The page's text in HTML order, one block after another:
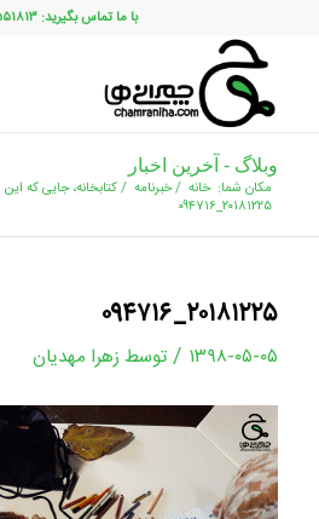
با ما تماس بگیرید: ۰۲۱۳۳۵۵۱۸۱۳
وبلاگ - آخرین اخبار
مکان شما: خانه /خبرنامه /کتابخانه، جایی که
۲۰۱۸۱۲۲۵_۰۹۴۷۱۶
۲۰۱۸۱۲۲۵_۰۹۴۷۱۶
۱۳۹۸-۰۵-۰۵ / توسط زهرا مهدیان